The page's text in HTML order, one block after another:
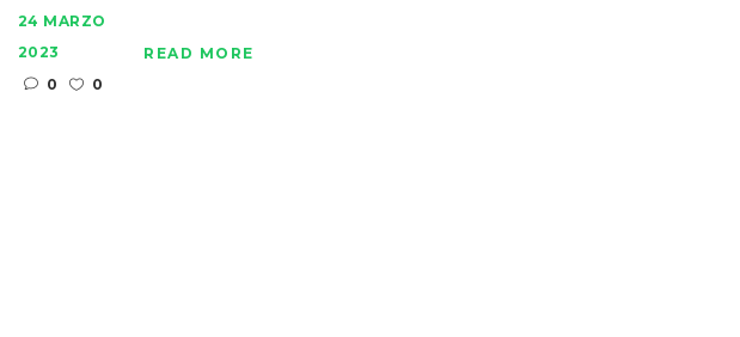
24 MARZO
2023
0
0
READ MORE